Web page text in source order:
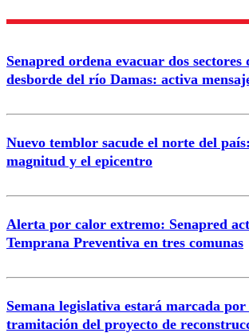
Nombre
Correo
Senapred ordena evacuar dos
desborde del río Damas: activa
Nuevo temblor sacude el norte del
magnitud y el epicentro
Alerta por calor extremo: Senapred
Temprana Preventiva en tres comunas
Semana legislativa estará marcada
tramitación del proyecto de